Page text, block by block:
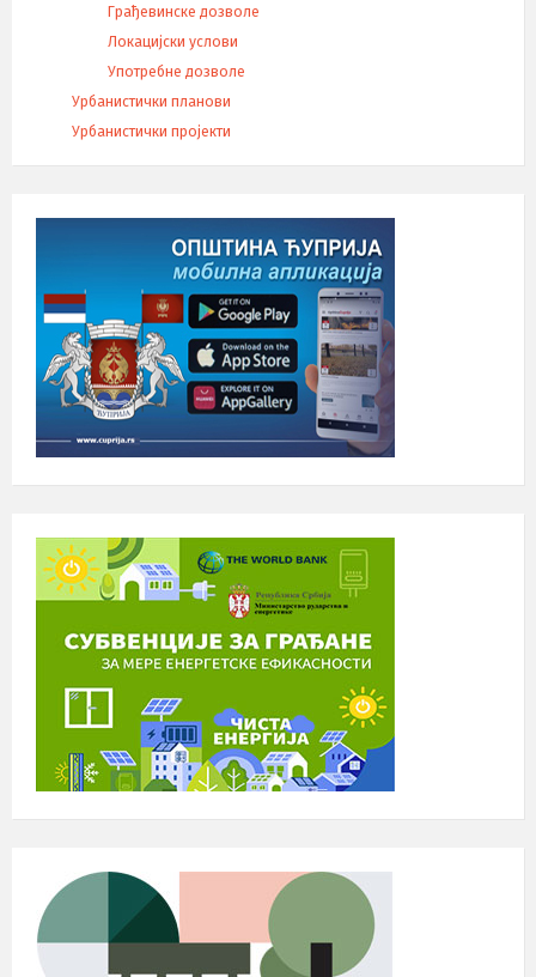
Грађевинске дозволе
Локацијски услови
Употребне дозволе
Урбанистички планови
Урбанистички пројекти